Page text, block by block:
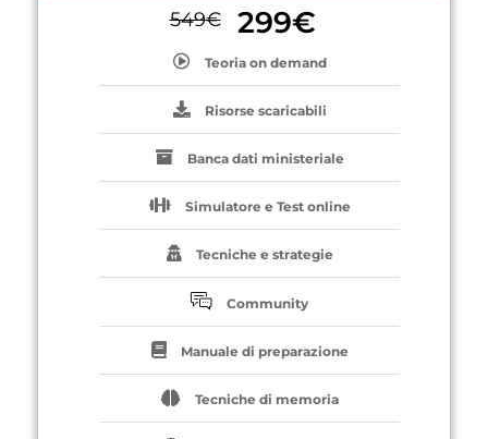
549€ 299€
Teoria on demand
Risorse scaricabili
Banca dati ministeriale
Simulatore e Test online
Tecniche e strategie
Community
Manuale di preparazione
Tecniche di memoria